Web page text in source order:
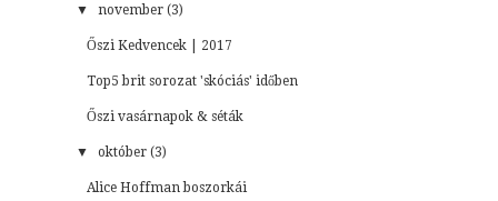
▼ november (3)
Őszi Kedvencek | 2017
Top5 brit sorozat 'skóciás' időben
Őszi vasárnapok & séták
▼ október (3)
Alice Hoffman boszorkái